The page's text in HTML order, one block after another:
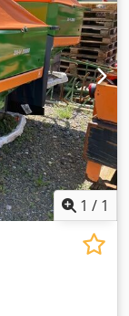
1 / 1